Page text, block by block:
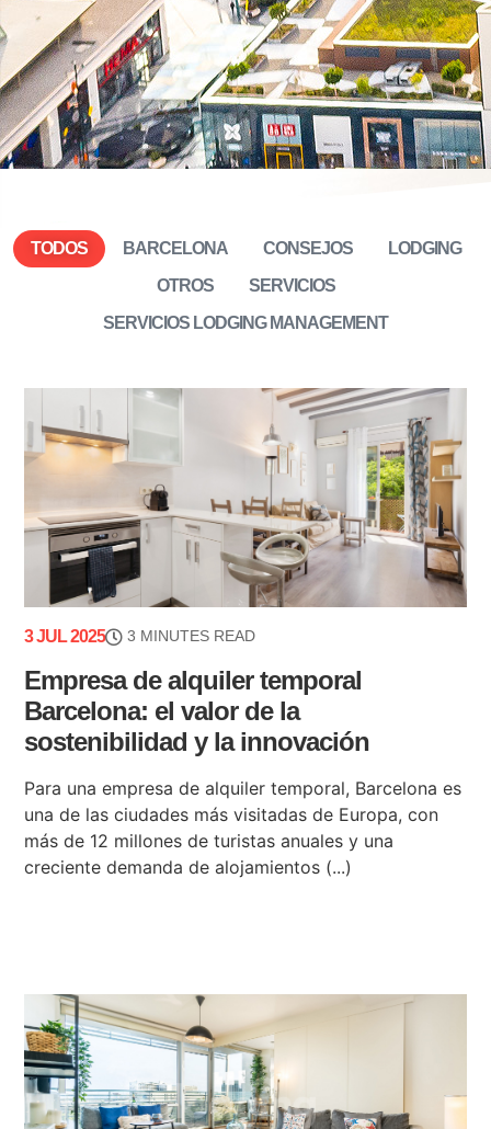
BARCELONA CONSEJOS
LODGING
OTROS
SERVICIOS
SERVICIOS LODGING MANAGEMENT
TODOS
3 JUL 2025 3 MINUTES READ
Empresa de alquiler temporal
Barcelona: el valor de la
sostenibilidad y la innovación
Para una empresa de alquiler temporal, Barcelona es
una de las ciudades más visitadas de Europa, con
más de 12 millones de turistas anuales y una
creciente demanda de alojamientos (...)